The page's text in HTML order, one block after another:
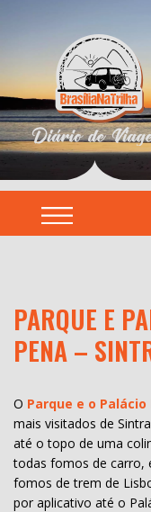
PARQUE E
PENA –
O Parque e o
mais visitados de
até o topo de uma
todas fomos de carro,
fomos de trem de
por aplicativo até o